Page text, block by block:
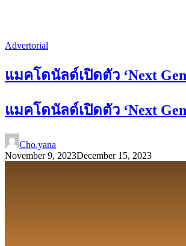
Advertorial
แมคโดนัลด์เปิดตัว ‘Next
แมคโดนัลด์เปิดตัว ‘Next
Cho.yana
November 9, 2023December 15, 2023